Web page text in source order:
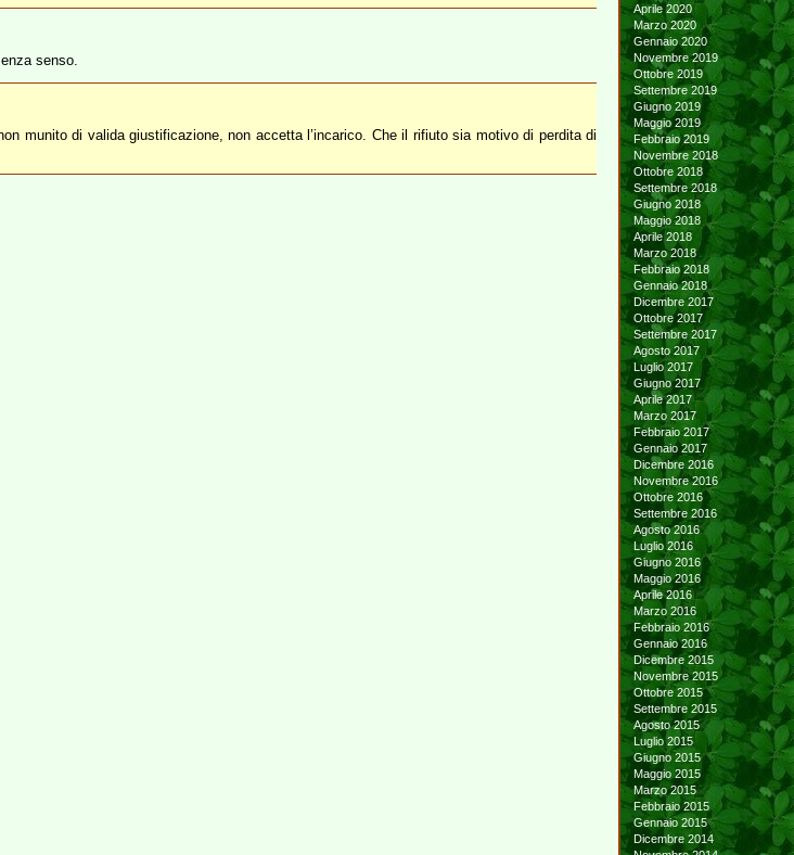
senso.
munito di valida giustificazione, non accetta l’incarico. Che il rifiuto sia motivo di perdita di
Aprile 2020
Marzo 2020
Gennaio 2020
Novembre 2019
Ottobre 2019
Settembre 2019
Giugno 2019
Maggio 2019
Febbraio 2019
Novembre 2018
Ottobre 2018
Settembre 2018
Giugno 2018
Maggio 2018
Aprile 2018
Marzo 2018
Febbraio 2018
Gennaio 2018
Dicembre 2017
Ottobre 2017
Settembre 2017
Agosto 2017
Luglio 2017
Giugno 2017
Aprile 2017
Marzo 2017
Febbraio 2017
Gennaio 2017
Dicembre 2016
Novembre 2016
Ottobre 2016
Settembre 2016
Agosto 2016
Luglio 2016
Giugno 2016
Maggio 2016
Aprile 2016
Marzo 2016
Febbraio 2016
Gennaio 2016
Dicembre 2015
Novembre 2015
Ottobre 2015
Settembre 2015
Agosto 2015
Luglio 2015
Giugno 2015
Maggio 2015
Marzo 2015
Febbraio 2015
Gennaio 2015
Dicembre 2014